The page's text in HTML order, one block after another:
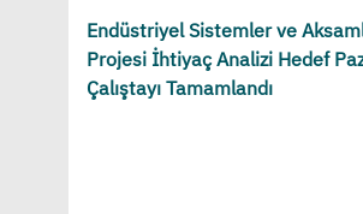
Endüstriyel Sistemler ve
Projesi İhtiyaç Analizi Hedef
Çalıştayı Tamamlandı